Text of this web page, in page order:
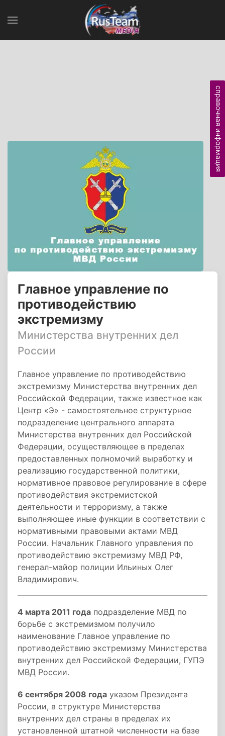
Главное управление по
противодействию
экстремизму
Министерства внутренних дел
России
Главное управление по противодействию
экстремизму Министерства внутренних дел
Российской Федерации, также известное как
Центр «Э» - самостоятельное структурное
подразделение центрального аппарата
Министерства внутренних дел Российской
Федерации, осуществляющее в пределах
предоставленных полномочий выработку и
реализацию государственной политики,
нормативное правовое регулирование в сфере
противодействия экстремистской
деятельности и терроризму, а также
выполняющее иные функции в соответствии с
нормативными правовыми актами МВД
России. Начальник Главного управления по
противодействию экстремизму МВД РФ,
генерал-майор полиции Ильиных Олег
Владимирович.
4 марта 2011 года подразделение МВД по
борьбе с экстремизмом получило
наименование Главное управление по
противодействию экстремизму Министерства
внутренних дел Российской Федерации, ГУПЭ
МВД России.
6 сентября 2008 года указом Президента
России, в структуре Министерства
внутренних дел страны в пределах их
установленной штатной численности на базе
справочная информация